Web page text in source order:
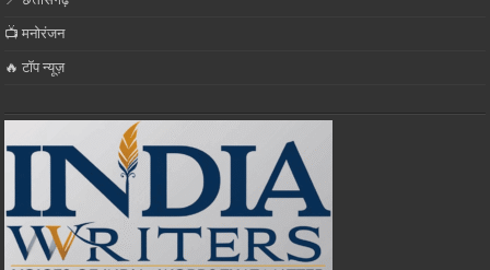
📺 मनोरंजन
🔥 टॉप न्यूज़